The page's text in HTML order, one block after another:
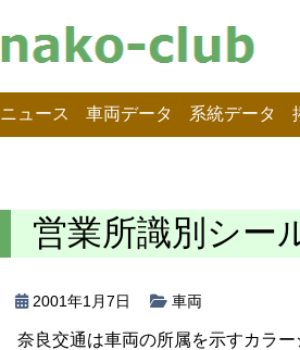
ニュース 車両データ 系統データ
営業所識別シー
2001年1月7日 車両
奈良交通は車両の所属を示すカラ